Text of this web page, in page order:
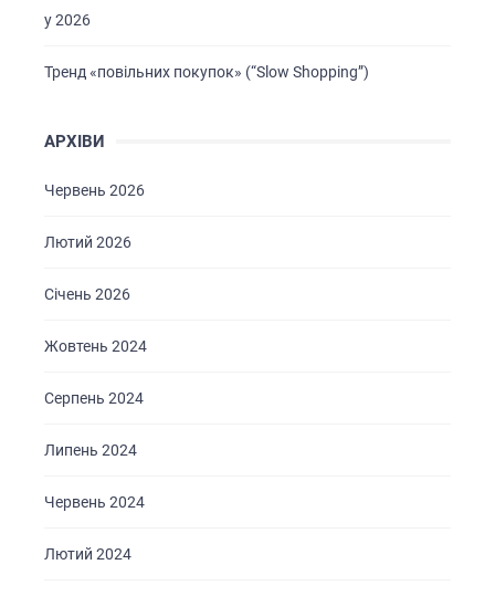
у 2026
Тренд «повільних покупок» (“Slow Shopping”)
АРХІВИ
Червень 2026
Лютий 2026
Січень 2026
Жовтень 2024
Серпень 2024
Липень 2024
Червень 2024
Лютий 2024
ПОСЛУГИ
ПОРТФОЛІО